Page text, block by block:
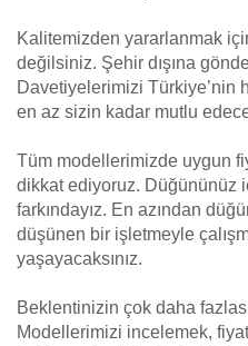
Kalitemizden yararlanmak
değilsiniz. Şehir dışına
Davetiyelerimizi Türkiye’nin
en az sizin kadar mutlu
Tüm modellerimizde uygun
dikkat ediyoruz. Düğününüz
farkındayız. En azından
düşünen bir işletmeyle
yaşayacaksınız.
Beklentinizin çok daha
Modellerimizi incelemek,